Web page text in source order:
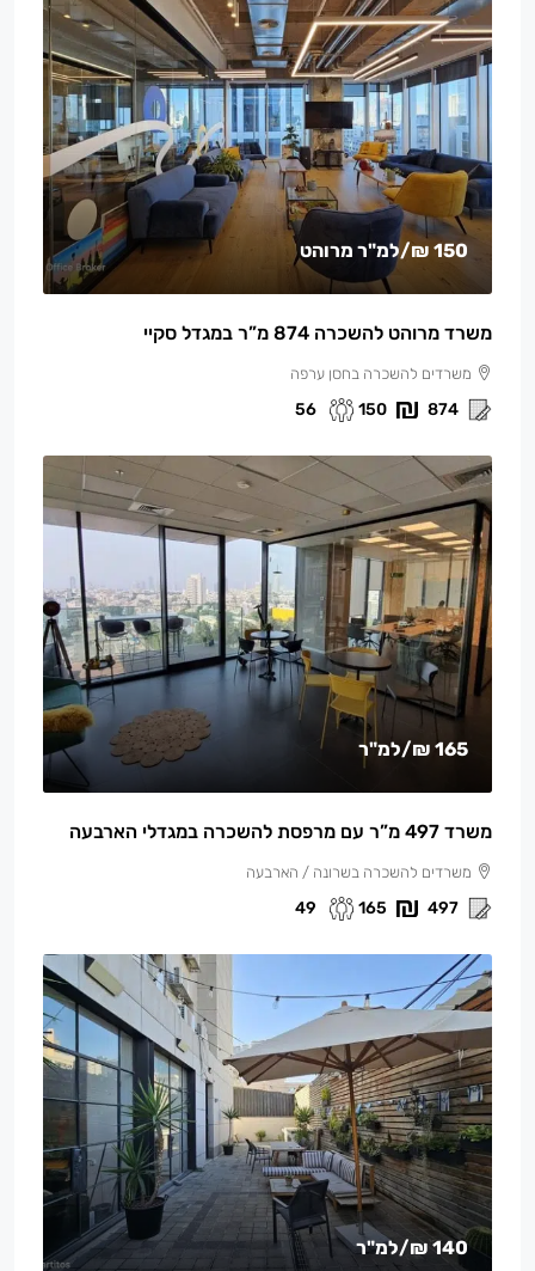
150 ₪ /למ"ר מרוהט
משרד מרוהט להשכרה 874 מ”ר במגדל סקיי
משרדים להשכרה בחסן ערפה
874
150
56
165 ₪ /למ"ר
משרד 497 מ”ר עם מרפסת להשכרה במגדלי הארבעה
משרדים להשכרה בשרונה / הארבעה
497
165
49
140 ₪ /למ"ר